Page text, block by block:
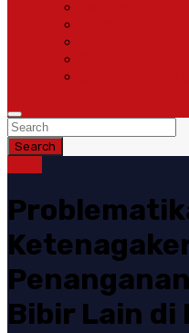
Search
Bibir Lain di